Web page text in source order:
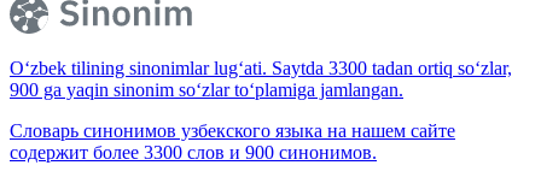
O‘zbek tilining sinonimlar lug‘ati. Saytda 3300 tadan ortiq so‘zlar,
900 ga yaqin sinonim so‘zlar to‘plamiga jamlangan.
Словарь синонимов узбекского языка на нашем сайте
содержит более 3300 слов и 900 синонимов.